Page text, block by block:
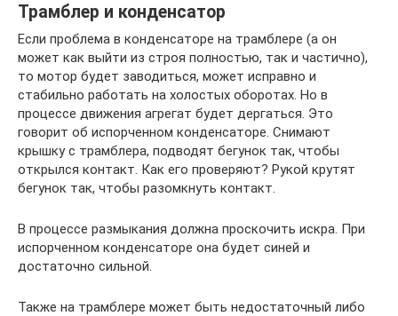
Трамблер и конденсатор
Если проблема в конденсаторе на трамблере (а он
может как выйти из строя полностью, так и частично),
то мотор будет заводиться, может исправно и
стабильно работать на холостых оборотах. Но в
процессе движения агрегат будет дергаться. Это
говорит об испорченном конденсаторе. Снимают
крышку с трамблера, подводят бегунок так, чтобы
открылся контакт. Как его проверяют? Рукой крутят
бегунок так, чтобы разомкнуть контакт.
В процессе размыкания должна проскочить искра. При
испорченном конденсаторе она будет синей и
достаточно сильной.
Также на трамблере может быть недостаточный либо